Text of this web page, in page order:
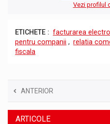
Vezi profilul
ETICHETE : facturarea
pentru companii , relatia
fiscala
ANTERIOR
ARTICOLE